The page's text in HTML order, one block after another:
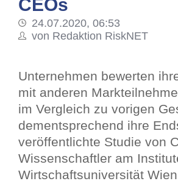
CEOs
24.07.2020, 06:53
von Redaktion RiskNET
Unternehmen bewerten
mit anderen
im Vergleich zu vorigen
dementsprechend ihre
veröffentlichte Studie von
Wissenschaftler am
Wirtschaftsuniversität